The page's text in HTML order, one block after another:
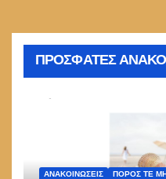
ΠΡΟΣΦΑΤΕΣ
ΑΝΑΚΟΙΝΏΣΕΙΣ ΠΌΡΟΣ ΤΕ